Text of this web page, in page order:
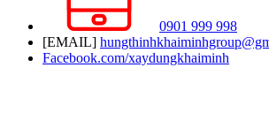
0901 999 998
[EMAIL]
Facebook.com/xaydungkhaiminh